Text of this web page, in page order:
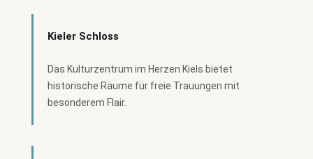
Kieler Schloss
Das Kulturzentrum im Herzen Kiels bietet
historische Räume für freie Trauungen mit
besonderem Flair.